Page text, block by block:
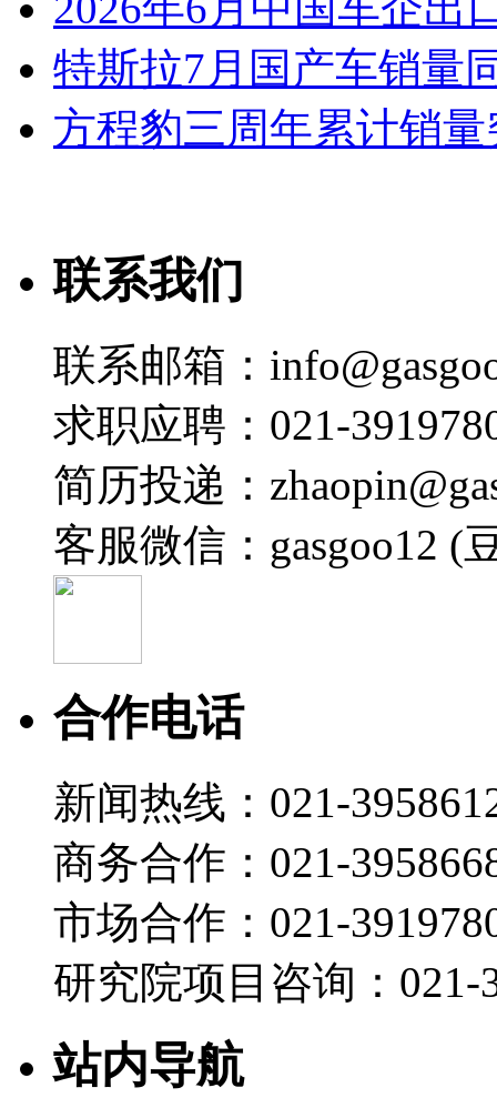
特斯拉7月国产车销量
方程豹三周年累计销
联系我们
联系邮箱：
求职应聘：021-
简历投递：
客服微信：gasgoo12 (
合作电话
新闻热线：021-
商务合作：021-
市场合作：021-
研究院项目咨询：021-
站内导航